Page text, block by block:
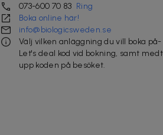
073-600 70 83 Ring
Boka online här!
info@biologicsweden.se
Välj vilken anläggning du vill boka
Let's deal kod vid bokning, samt
upp koden på besöket.